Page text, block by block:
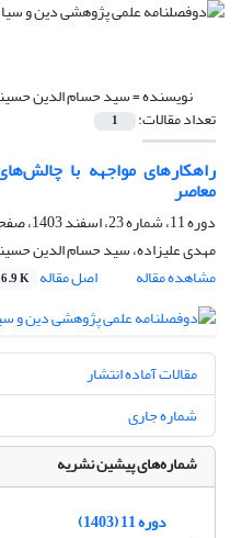
نویسنده =سید حسام الدین
تعداد مقالات: 1
راهکارهای مواجهه با
معاصر
دوره 11، شماره 23، اسفند 1403، صفحه
مهدی علیزاده، سید حسام الدین
مشاهده مقاله
اصل مقاله K
مقالات آماده انتشار
شماره جاری
شماره‌های پیشین نشریه
دوره 11 (1403)